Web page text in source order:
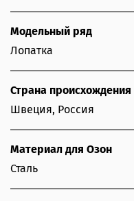
Модельный ряд
Лопатка
Страна происхождения
Швеция, Россия
Материал для Озон
Сталь